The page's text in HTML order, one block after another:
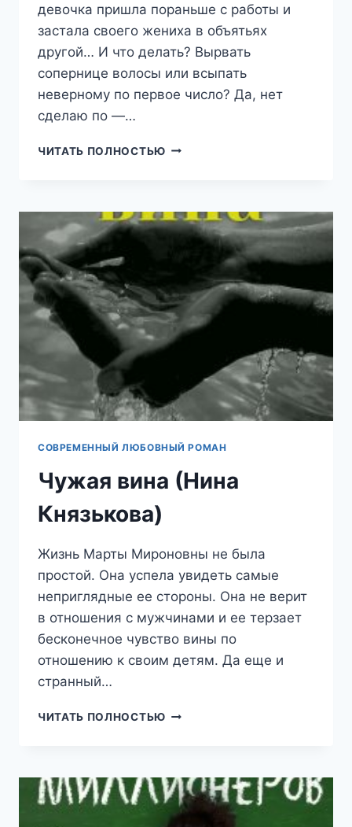
девочка пришла пораньше с работы и
застала своего жениха в объятьях
другой… И что делать? Вырвать
сопернице волосы или всыпать
неверному по первое число? Да, нет
сделаю по —…
ЧИТАТЬ ПОЛНОСТЬЮ ЗАНОЗА
ХРИСТОЛЮБОВА)
СОВРЕМЕННЫЙ ЛЮБОВНЫЙ РОМАН
Чужая вина (Нина
Князькова)
Жизнь Марты Мироновны не была
простой. Она успела увидеть самые
неприглядные ее стороны. Она не верит
в отношения с мужчинами и ее терзает
бесконечное чувство вины по
отношению к своим детям. Да еще и
странный…
ЧИТАТЬ ПОЛНОСТЬЮ ЧУЖАЯ